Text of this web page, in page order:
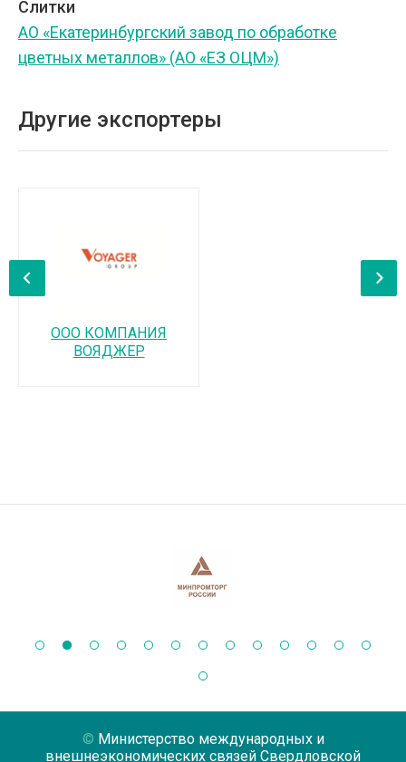
Слитки
АО «Екатеринбургский завод по обработке
цветных металлов» (АО «ЕЗ ОЦМ»)
Другие экспортеры
ООО КОМПАНИЯ
ВОЯДЖЕР
Министерство международных и
внешнеэкономических связей Свердловской